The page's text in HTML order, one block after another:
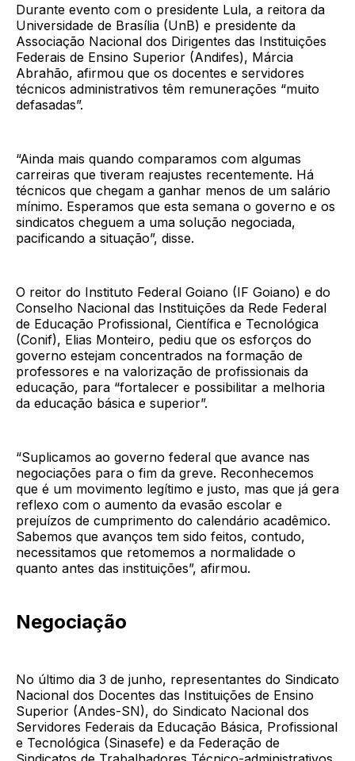
Durante evento com o presidente Lula, a reitora da
Universidade de Brasília (UnB) e presidente da
Associação Nacional dos Dirigentes das Instituições
Federais de Ensino Superior (Andifes), Márcia
Abrahão, afirmou que os docentes e servidores
técnicos administrativos têm remunerações “muito
defasadas”.
“Ainda mais quando comparamos com algumas
carreiras que tiveram reajustes recentemente. Há
técnicos que chegam a ganhar menos de um salário
mínimo. Esperamos que esta semana o governo e os
sindicatos cheguem a uma solução negociada,
pacificando a situação”, disse.
O reitor do Instituto Federal Goiano (IF Goiano) e do
Conselho Nacional das Instituições da Rede Federal
de Educação Profissional, Científica e Tecnológica
(Conif), Elias Monteiro, pediu que os esforços do
governo estejam concentrados na formação de
professores e na valorização de profissionais da
educação, para “fortalecer e possibilitar a melhoria
da educação básica e superior”.
“Suplicamos ao governo federal que avance nas
negociações para o fim da greve. Reconhecemos
que é um movimento legítimo e justo, mas que já gera
reflexo com o aumento da evasão escolar e
prejuízos de cumprimento do calendário acadêmico.
Sabemos que avanços tem sido feitos, contudo,
necessitamos que retomemos a normalidade o
quanto antes das instituições”, afirmou.
Negociação
No último dia 3 de junho, representantes do Sindicato
Nacional dos Docentes das Instituições de Ensino
Superior (Andes-SN), do Sindicato Nacional dos
Servidores Federais da Educação Básica, Profissional
e Tecnológica (Sinasefe) e da Federação de